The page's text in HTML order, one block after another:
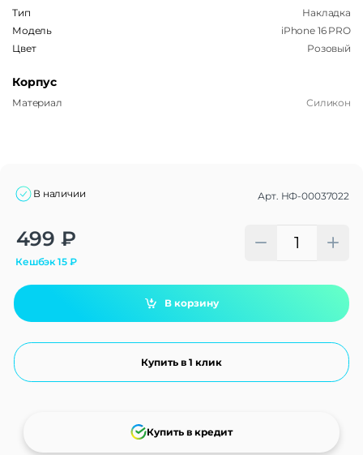
Тип
Накладка
Модель
iPhone 16 PRO
Цвет
Розовый
Корпус
Материал Силикон
В наличии Арт. НФ-00037022
499 ₽
Кешбэк15₽
В корзину
Купить в 1 клик
Купить в кредит
Alternative: